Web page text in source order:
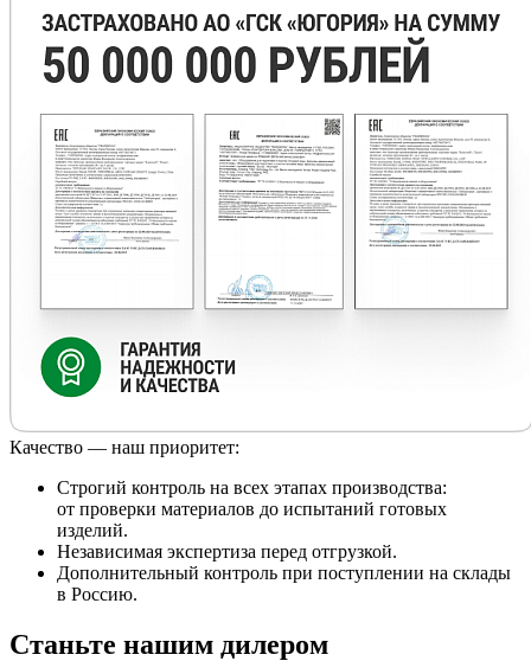
Качество — наш приоритет:
Строгий контроль на всех этапах производства:
от проверки материалов до испытаний готовых
изделий.
Независимая экспертиза перед отгрузкой.
Дополнительный контроль при поступлении на склады
в Россию.
Станьте нашим дилером